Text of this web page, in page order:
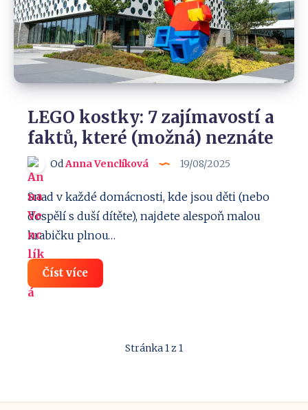
LEGO kostky: 7 zajímavostí a
faktů, které (možná) neznáte
OdAnna Venclíková 19/08/2025
Snad v každé domácnosti, kde jsou děti (nebo
dospělí s duší dítěte), najdete alespoň malou
krabičku plnou…
Číst víceLEGO
kostky:
Stránka 1 z 1